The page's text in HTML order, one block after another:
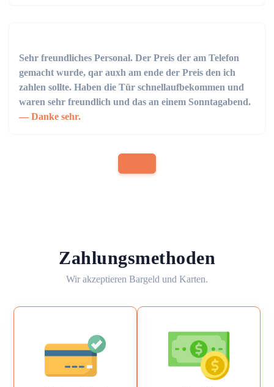
Sehr freundliches Personal. Der Preis der am Telefon
gemacht wurde, qar auxh am ende der Preis den ich
zahlen sollte. Haben die Tür schnellaufbekommen und
waren sehr freundlich und das an einem Sonntagabend.
Danke sehr.
Zahlungsmethoden
Wir akzeptieren Bargeld und Karten.